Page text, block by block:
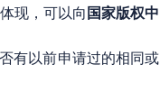
现，可以向 国家版权中
有以前申请过的相同或